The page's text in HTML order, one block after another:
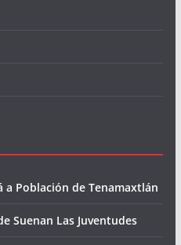
a Población de Tenamaxtlán
Suenan Las Juventudes